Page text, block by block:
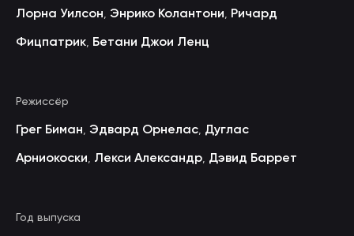
Лорна Уилсон Энрико Колантони Ричард
Фицпатрик Бетани Джои Ленц
Режиссёр
Грег Биман Эдвард Орнелас Дуглас
Арниокоски Лекси Александр Дэвид Баррет
Год выпуска